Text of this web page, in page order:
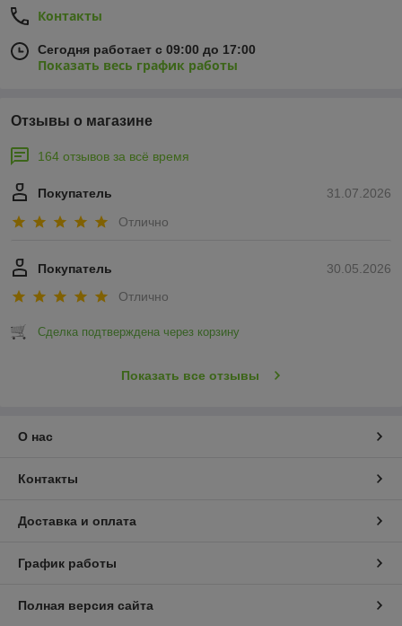
Контакты
Сегодня работает с 09:00 до 17:00
Показать весь график работы
Отзывы о магазине
164 отзывов за всё время
31.07.2026
Покупатель
Отлично
30.05.2026
Покупатель
Отлично
Сделка подтверждена через корзину
Показать все отзывы
О нас
Контакты
Доставка и оплата
График работы
Полная версия сайта